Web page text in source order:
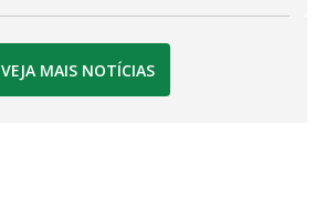
VEJA MAIS NOTÍCIAS